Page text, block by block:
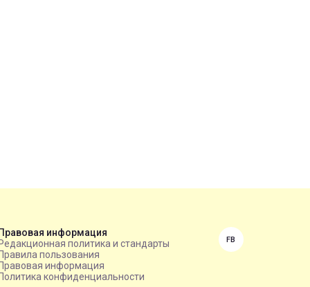
информация
политика и стандарты
пользования
информация
конфиденциальности
FB